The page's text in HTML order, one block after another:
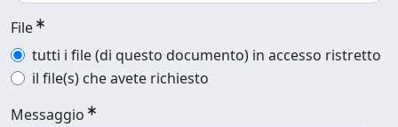
File
tutti i file (di questo documento) in accesso ristretto
il file(s) che avete richiesto
Messaggio